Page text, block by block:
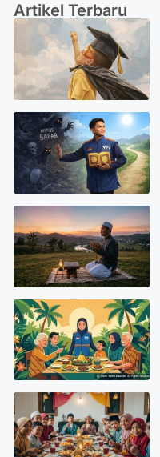
Artikel Terbaru